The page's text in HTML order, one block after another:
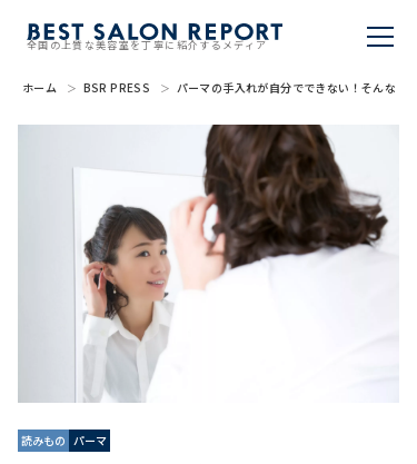
全国の上質な美容室を丁寧に紹介するメディア
BEST SALON REPORTとは
美容室を推薦する
掲載・取材依頼
ホーム BSR PRESS パーマの手入れが自分でできない！そんな方
読みもの パーマ